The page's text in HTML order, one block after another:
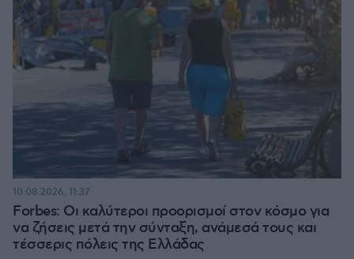
Forbes: Οι καλύτεροι προορισμοί στον κόσμο για
να ζήσεις μετά την σύνταξη, ανάμεσά τους και
τέσσερις πόλεις της Ελλάδας
10.08.2026, 11:37